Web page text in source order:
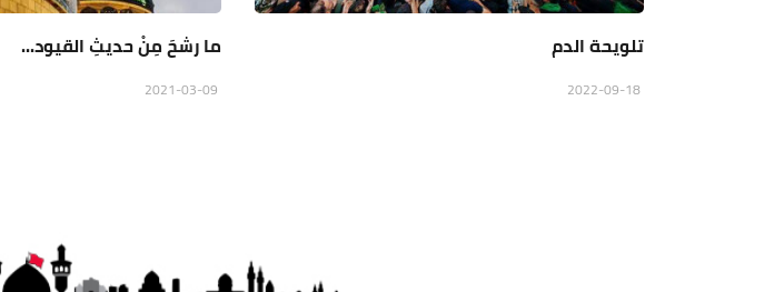
تلويحة الدم ما رشحَ مِنْ حديثِ القيود...